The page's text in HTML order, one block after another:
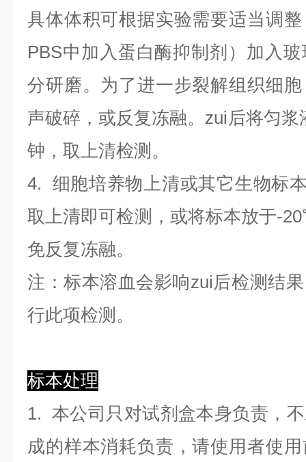
具体体积可根据实验需要适当调
PBS中加入蛋白酶抑制剂）加入
分研磨。为了进一步裂解组织细
声破碎，或反复冻融。zui后将匀浆
钟，取上清检测。
4. 细胞培养物上清或其它生物标
取上清即可检测，或将标本放于-
免反复冻融。
注：标本溶血会影响zui后检测结
行此项检测。
标本处理
1. 本公司只对试剂盒本身负责，
成的样本消耗负责，请使用者使